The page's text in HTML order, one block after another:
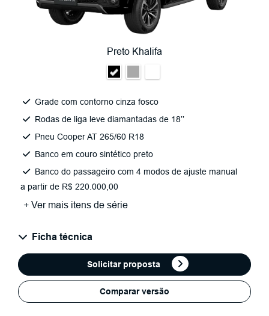
Preto Khalifa
Grade com contorno cinza fosco​
Rodas de liga leve diamantadas de 18’’​
Pneu Cooper AT 265/60 R18​
Banco em couro sintético preto​
Banco do passageiro com 4 modos de ajuste manual
a partir de R$ 220.000,00
+ Ver mais itens de série
Ficha técnica
Solicitar proposta
Comparar versão